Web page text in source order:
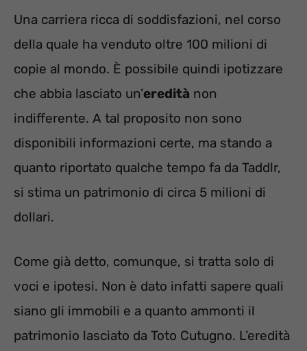
Una carriera ricca di soddisfazioni, nel corso
della quale ha venduto oltre 100 milioni di
copie al mondo. È possibile quindi ipotizzare
che abbia lasciato un’eredità non
indifferente. A tal proposito non sono
disponibili informazioni certe, ma stando a
quanto riportato qualche tempo fa da Taddlr,
si stima un patrimonio di circa 5 milioni di
dollari.
Come già detto, comunque, si tratta solo di
voci e ipotesi. Non è dato infatti sapere quali
siano gli immobili e a quanto ammonti il
patrimonio lasciato da Toto Cutugno. L’eredità